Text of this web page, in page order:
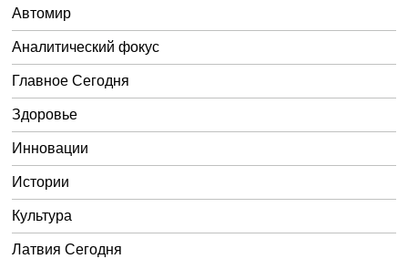
Автомир
Аналитический фокус
Главное Сегодня
Здоровье
Инновации
Истории
Культура
Латвия Сегодня